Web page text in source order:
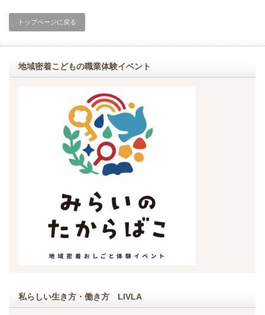
トップページに戻る
地域密着こどもの職業体験イベント
私らしい生き方・働き方 LIVLA